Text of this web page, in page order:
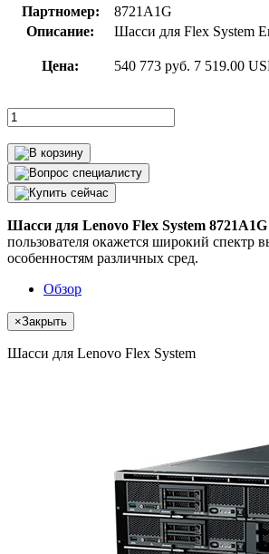
Партномер:
8721A1G
Описание:
Шасси для Flex System
Цена: 540 773 руб. 7 519.00
Шасси для Lenovo Flex System 8721A1G
пользователя окажется широкий
особенностям различных сред.
Обзор
×Закрыть
Шасси для Lenovo Flex System